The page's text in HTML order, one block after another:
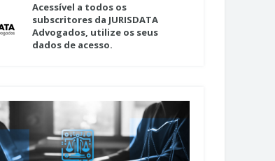
Acessível a todos os
subscritores da JURISDATA
Advogados, utilize os seus
dados de acesso.